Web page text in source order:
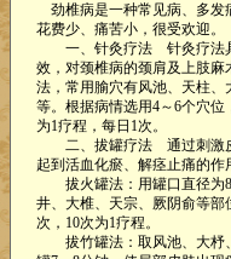
劲椎病是一种常见病、多发
花费少、痛苦小，很受欢迎。
一、针灸疗法 针灸疗法具
效，对颈椎病的颈肩及上肢
法，常用腧穴有风池、天柱
等。根据病情选用4～6个穴
为1疗程，每日1次。
二、拔罐疗法 通过刺激皮
起到活血化瘀、解痉止痛的作
拔火罐法：用罐口直径为8
井、大椎、天宗、厥阴俞等部
次，10次为1疗程。
拔竹罐法：取风池、大杼